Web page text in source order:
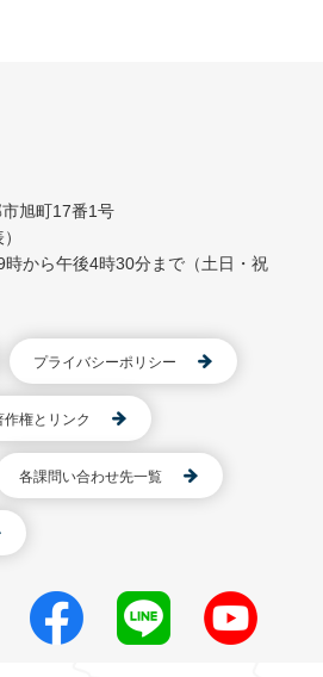
旭町17番1号
から午後4時30分まで（土日・祝
プライバシーポリシー
作権とリンク
各課問い合わせ先一覧